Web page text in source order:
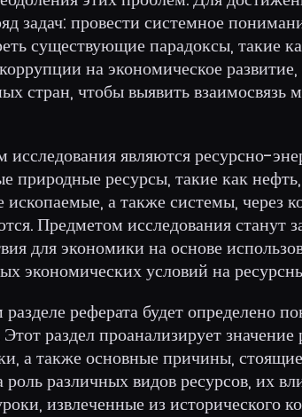
задач: провести системное
существующие парадоксы, такие
на экономическое
стран, чтобы выявить
исследования являются ресурсно-
природные ресурсы, такие как
ископаемые, а также системы, через
Предметом исследования станут
для экономики на основе
экономических условий на
реферата будет определено
раздел проанализирует
а также основные причины,
роль различных видов ресурсов, их
извлеченные из исторического